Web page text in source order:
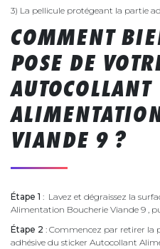
3) La pellicule protégeant la partie
COMMENT
POSE DE
AUTOCOLLANT
VIANDE 9 ?
Étape 1 : Lavez et dégraissez la
Alimentation Boucherie Viande 9 ,
Étape 2 : Commencez par retirer la
adhésive du sticker Autocollant